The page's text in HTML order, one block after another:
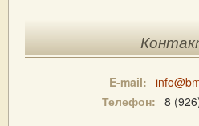
E-mail:
Телефон: 8